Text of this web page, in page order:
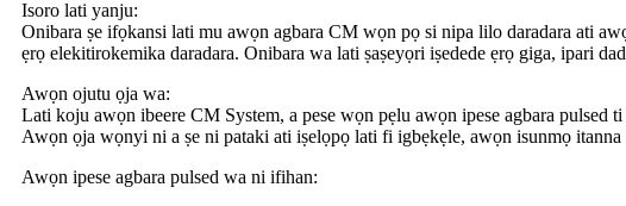
Isoro lati yanju:
Onibara ṣe ifọkansi lati mu awọn agbara CM wọn pọ si nipa lilo daradara ati
ẹrọ elekitirokemika daradara. Onibara wa lati ṣaṣeyọri iṣedede ẹrọ giga, ipari
Awọn ojutu ọja wa:
Lati koju awọn ibeere CM System, a pese wọn pẹlu awọn ipese agbara
Awọn ọja wọnyi ni a ṣe ni pataki ati iṣelọpọ lati fi igbẹkẹle, awọn isunmọ
Awọn ipese agbara pulsed wa ni ifihan: